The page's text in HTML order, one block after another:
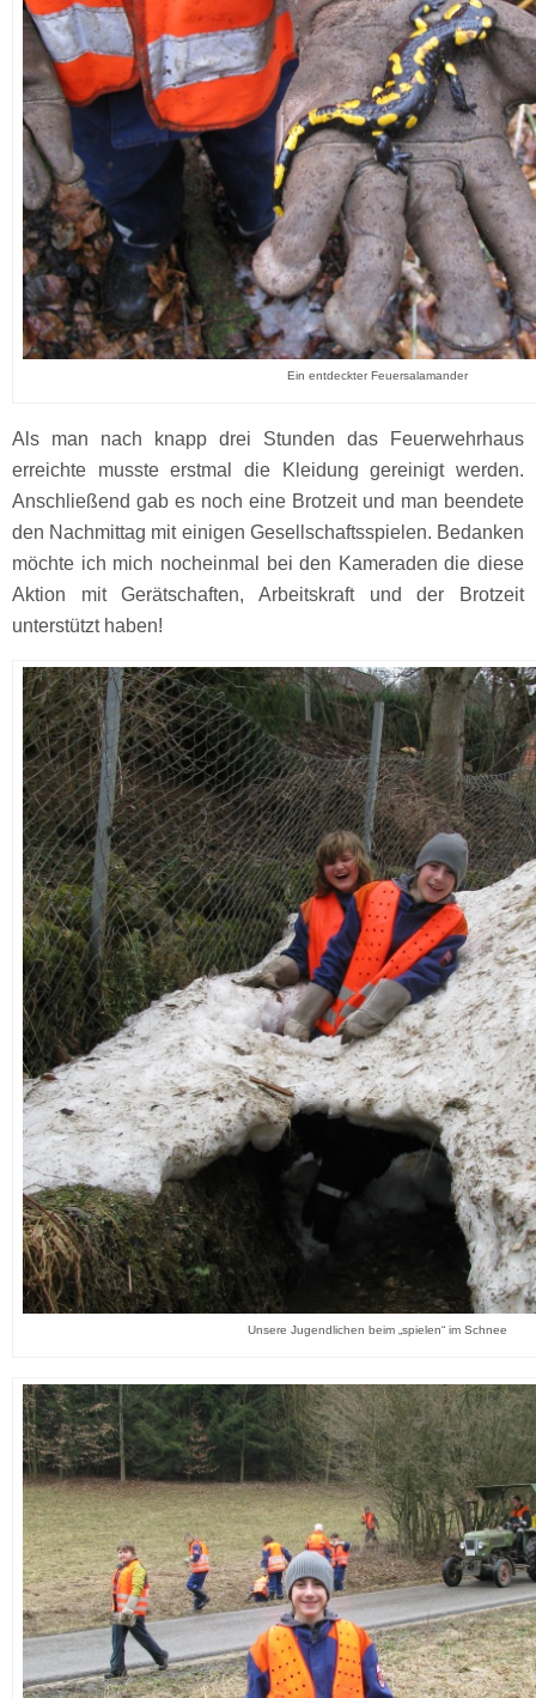
Ein entdeckter Feuersalamander
Als man nach knapp drei Stunden das Feuerwehrhaus
erreichte musste erstmal die Kleidung gereinigt werden.
Anschließend gab es noch eine Brotzeit und man beendete
den Nachmittag mit einigen Gesellschaftsspielen. Bedanken
möchte ich mich nocheinmal bei den Kameraden die diese
Aktion mit Gerätschaften, Arbeitskraft und der Brotzeit
unterstützt haben!
Unsere Jugendlichen beim „spielen“ im Schnee